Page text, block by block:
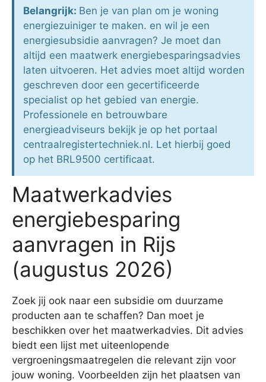
Belangrijk: Ben je van plan om je woning
energiezuiniger te maken. en wil je een
energiesubsidie aanvragen? Je moet dan
altijd een maatwerk energiebesparingsadvies
laten uitvoeren. Het advies moet altijd worden
geschreven door een gecertificeerde
specialist op het gebied van energie.
Professionele en betrouwbare
energieadviseurs bekijk je op het portaal
centraalregistertechniek.nl. Let hierbij goed
op het BRL9500 certificaat.
Maatwerkadvies
energiebesparing
aanvragen in Rijs
(augustus 2026)
Zoek jij ook naar een subsidie om duurzame
producten aan te schaffen? Dan moet je
beschikken over het maatwerkadvies. Dit advies
biedt een lijst met uiteenlopende
vergroeningsmaatregelen die relevant zijn voor
jouw woning. Voorbeelden zijn het plaatsen van